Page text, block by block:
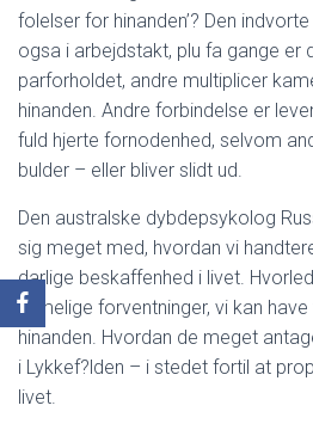
folelser for hinanden’? Den
ogsa i arbejdstakt, plu fa gange er
parforholdet, andre multiplicer
hinanden. Andre forbindelse er
fuld hjerte fornodenhed, selvom
bulder – eller bliver slidt ud.
Den australske dybdepsykolog
sig meget med, hvordan vi
darlige beskaffenhed i livet.
urimelige forventninger, vi kan
hinanden. Hvordan de meget
i Lykkef?lden – i stedet fortil at
livet.